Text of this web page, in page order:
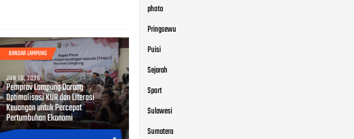
BANDAR LAMPUNG
JUN 10, 2026
Pemprov Lampung Dorong
Optimalisasi KUR dan Literasi
Keuangan untuk Percepat
Pertumbuhan Ekonomi
photo
Pringsewu
Puisi
Sejarah
Sport
Sulawesi
Sumatera